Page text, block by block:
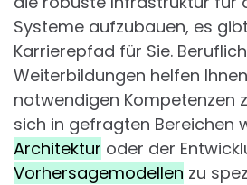
Systeme aufzubauen, es
Karrierepfad für Sie.
Weiterbildungen helfen
notwendigen Kompetenzen
sich in gefragten Bereichen
Architektur oder der
Vorhersagemodellen zu